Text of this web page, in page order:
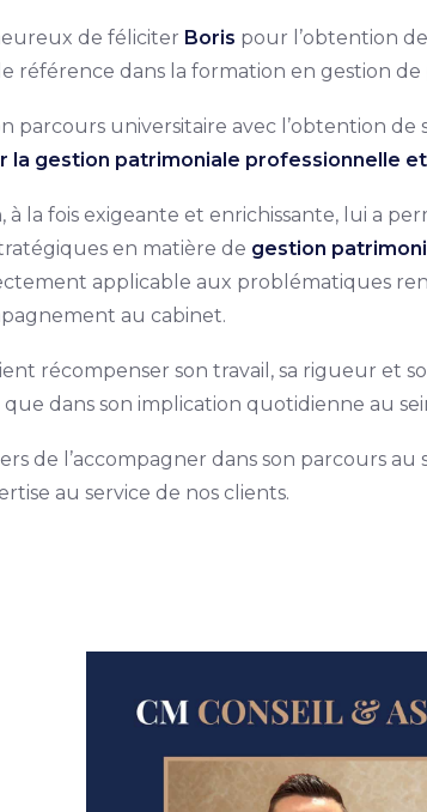
de féliciter Boris pour l’obtention
référence dans la formation en gestion de
parcours universitaire avec l’obtention
la gestion patrimoniale professionnelle
à la fois exigeante et enrichissante, lui a
en matière de gestion
applicable aux problématiques
au cabinet.
récompenser son travail, sa rigueur et
dans son implication quotidienne au
de l’accompagner dans son parcours au
au service de nos clients.